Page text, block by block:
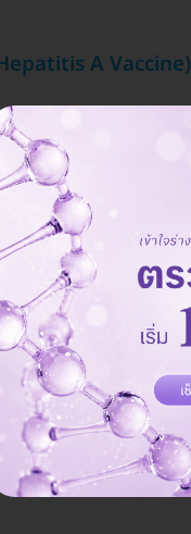
A Vaccine)
บเอ 1 เข็ม
BTS อโศก , MRT สุขุมวิท , BTS ศาลาแดง , MRT สีลม
1 เข็ม